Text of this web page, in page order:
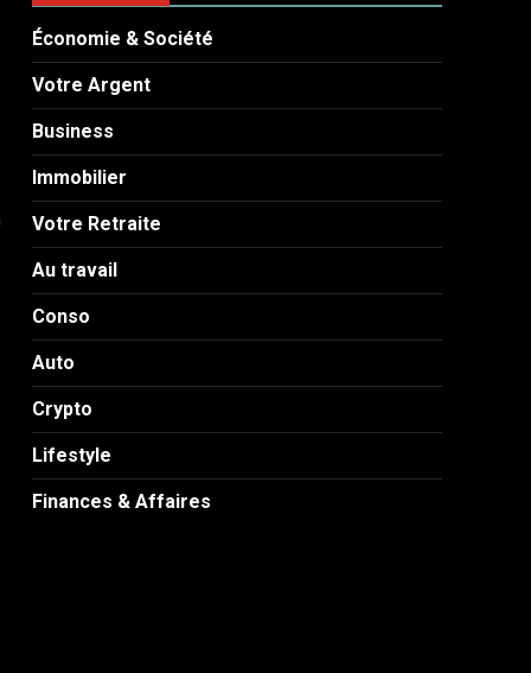
Économie & Société
Votre Argent
Business
Immobilier
Votre Retraite
Au travail
Conso
Auto
Crypto
Lifestyle
Finances & Affaires